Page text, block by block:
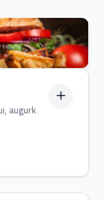
augurk.